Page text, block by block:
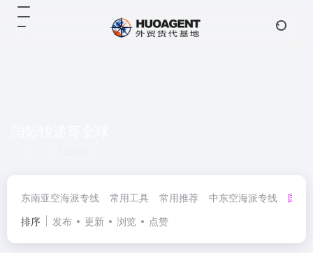
东南亚空海派专线 常用工具 常用推荐 中东空海派专线
国际
排序
发布 更新 浏览 点赞